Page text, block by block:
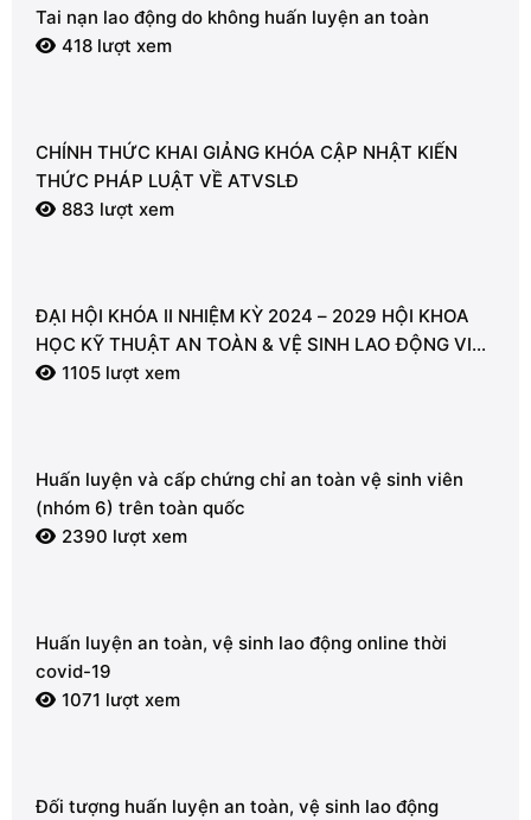
Tai nạn lao động do không huấn luyện an toàn
418 lượt xem
CHÍNH THỨC KHAI GIẢNG KHÓA CẬP NHẬT KIẾN
THỨC PHÁP LUẬT VỀ ATVSLĐ
883 lượt xem
ĐẠI HỘI KHÓA II NHIỆM KỲ 2024 – 2029 HỘI KHOA
HỌC KỸ THUẬT AN TOÀN & VỆ SINH LAO ĐỘNG VIỆT
NAM – CHI HỘI VŨNG TÀU
1105 lượt xem
Huấn luyện và cấp chứng chỉ an toàn vệ sinh viên
(nhóm 6) trên toàn quốc
2390 lượt xem
Huấn luyện an toàn, vệ sinh lao động online thời
covid-19
1071 lượt xem
Đối tượng huấn luyện an toàn, vệ sinh lao động